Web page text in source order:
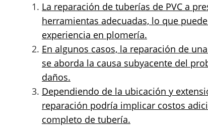
La reparación de tuberías de PVC a
herramientas adecuadas, lo que
experiencia en plomería.
En algunos casos, la reparación de
se aborda la causa subyacente del
daños.
Dependiendo de la ubicación y
reparación podría implicar costos
completo de tubería.